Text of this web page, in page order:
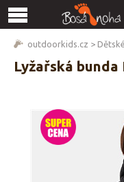
outdoorkids.cz >
Lyžařská bunda